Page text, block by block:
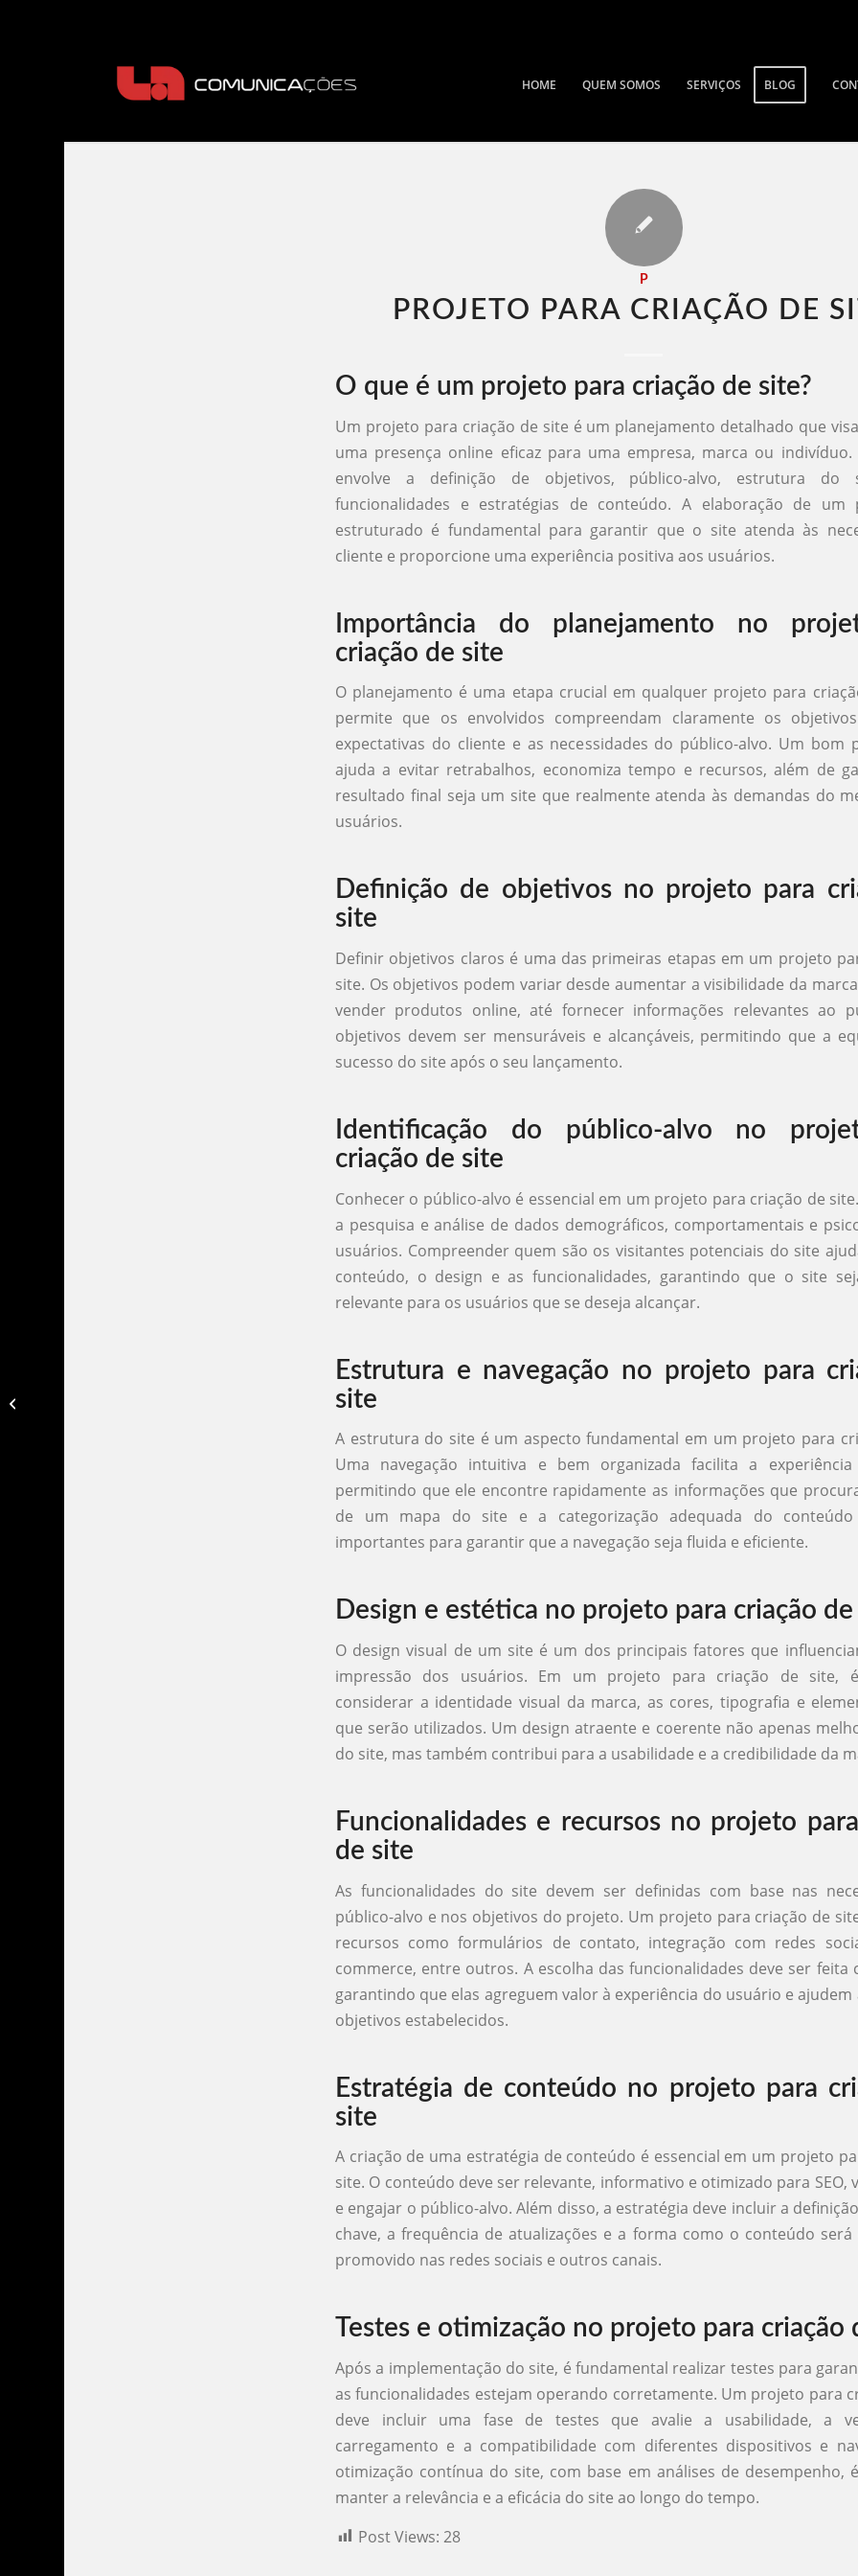
HOME QUEM SOMOS SERVIÇOS BLOG
P
PROJETO PARA CRIAÇÃO DE
O que é um projeto para criação de site?
Um projeto para criação de site é um planejamento detalhado que
uma presença online eficaz para uma empresa, marca ou indivíduo.
envolve a definição de objetivos, público-alvo, estrutura do
funcionalidades e estratégias de conteúdo. A elaboração de um
estruturado é fundamental para garantir que o site atenda às
cliente e proporcione uma experiência positiva aos usuários.
Importância do planejamento no
criação de site
O planejamento é uma etapa crucial em qualquer projeto para
permite que os envolvidos compreendam claramente os
expectativas do cliente e as necessidades do público-alvo. Um bom
ajuda a evitar retrabalhos, economiza tempo e recursos, além de
resultado final seja um site que realmente atenda às demandas do
usuários.
Definição de objetivos no projeto para
site
Definir objetivos claros é uma das primeiras etapas em um projeto
site. Os objetivos podem variar desde aumentar a visibilidade da
vender produtos online, até fornecer informações relevantes ao
objetivos devem ser mensuráveis e alcançáveis, permitindo que a
sucesso do site após o seu lançamento.
Identificação do público-alvo no
criação de site
Conhecer o público-alvo é essencial em um projeto para criação de
a pesquisa e análise de dados demográficos, comportamentais e
usuários. Compreender quem são os visitantes potenciais do site
conteúdo, o design e as funcionalidades, garantindo que o site
relevante para os usuários que se deseja alcançar.
Estrutura e navegação no projeto para
site
A estrutura do site é um aspecto fundamental em um projeto para
Uma navegação intuitiva e bem organizada facilita a
permitindo que ele encontre rapidamente as informações que
de um mapa do site e a categorização adequada do conteúdo
importantes para garantir que a navegação seja fluida e eficiente.
Design e estética no projeto para criação
O design visual de um site é um dos principais fatores que
impressão dos usuários. Em um projeto para criação de site,
considerar a identidade visual da marca, as cores, tipografia e
que serão utilizados. Um design atraente e coerente não apenas
do site, mas também contribui para a usabilidade e a credibilidade da
Funcionalidades e recursos no projeto
de site
As funcionalidades do site devem ser definidas com base nas
público-alvo e nos objetivos do projeto. Um projeto para criação de
recursos como formulários de contato, integração com redes
commerce, entre outros. A escolha das funcionalidades deve ser feita
garantindo que elas agreguem valor à experiência do usuário e ajudem
objetivos estabelecidos.
Estratégia de conteúdo no projeto para
site
A criação de uma estratégia de conteúdo é essencial em um projeto
site. O conteúdo deve ser relevante, informativo e otimizado para SEO,
e engajar o público-alvo. Além disso, a estratégia deve incluir a
chave, a frequência de atualizações e a forma como o conteúdo
promovido nas redes sociais e outros canais.
Testes e otimização no projeto para criação
Após a implementação do site, é fundamental realizar testes para
as funcionalidades estejam operando corretamente. Um projeto para
deve incluir uma fase de testes que avalie a usabilidade, a
carregamento e a compatibilidade com diferentes dispositivos e
otimização contínua do site, com base em análises de desempenho,
manter a relevância e a eficácia do site ao longo do tempo.
Post Views: 28